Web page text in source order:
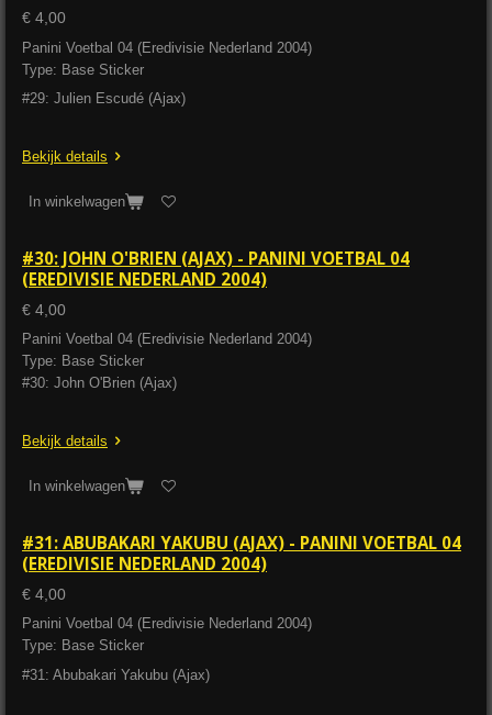
€ 4,00
Panini Voetbal 04 (Eredivisie Nederland 2004)
Type: Base Sticker
#29: Julien Escudé (Ajax)
Bekijk details
In winkelwagen
#30: JOHN O'BRIEN (AJAX) - PANINI VOETBAL 04
(EREDIVISIE NEDERLAND 2004)
€ 4,00
Panini Voetbal 04 (Eredivisie Nederland 2004)
Type: Base Sticker
#30: John O'Brien (Ajax)
Bekijk details
In winkelwagen
#31: ABUBAKARI YAKUBU (AJAX) - PANINI VOETBAL 04
(EREDIVISIE NEDERLAND 2004)
€ 4,00
Panini Voetbal 04 (Eredivisie Nederland 2004)
Type: Base Sticker
#31: Abubakari Yakubu (Ajax)